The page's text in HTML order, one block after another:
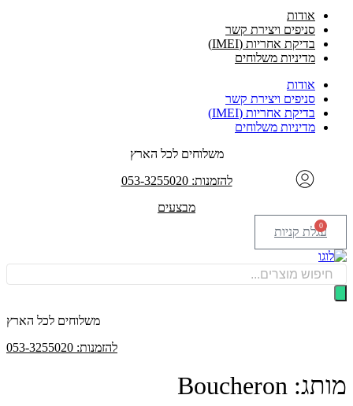
אודות
סניפים ויצירת קשר
בדיקת אחריות (IMEI)
מדיניות משלוחים
אודות
סניפים ויצירת קשר
בדיקת אחריות (IMEI)
מדיניות משלוחים
משלוחים לכל הארץ
להזמנות: 053-3255020
מבצעים
0
עגלת קניות
Products
search
משלוחים לכל הארץ
להזמנות: 053-3255020
מותג: Boucheron